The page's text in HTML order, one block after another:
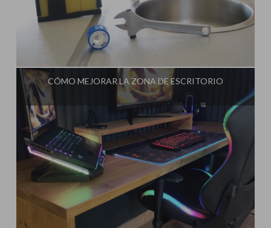
Influencer:
CÓMO MEJORAR LA ZONA DE ESCRITORIO